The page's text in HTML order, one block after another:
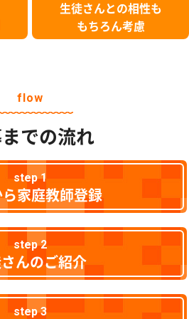
生徒さんとの相性も
もちろん考慮
flow
での流れ
step 1
ら家庭教師登録
step 2
んのご紹介
step 3